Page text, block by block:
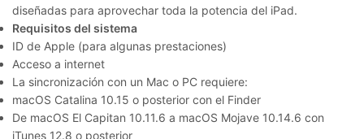
diseñadas para aprovechar toda la potencia del iPad.
Requisitos del sistema
ID de Apple (para algunas prestaciones)
Acceso a internet
La sincronización con un Mac o PC requiere:
macOS Catalina 10.15 o posterior con el Finder
De macOS El Capitan 10.11.6 a macOS Mojave 10.14.6 con
iTunes 12.8 o posterior